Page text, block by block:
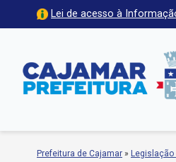
Lei de acesso à
Prefeitura de Cajamar » Legislação